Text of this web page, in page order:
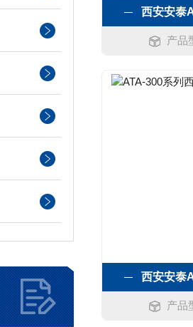
西安安泰
产品
西安安泰
产品